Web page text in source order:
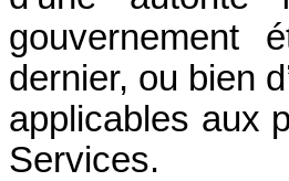
gouvernement
dernier, ou bien
applicables aux
Services.